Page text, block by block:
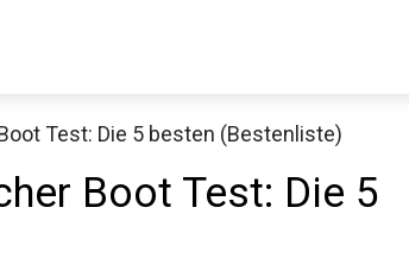
Test: Die 5 besten (Bestenliste)
Boot Test: Die 5